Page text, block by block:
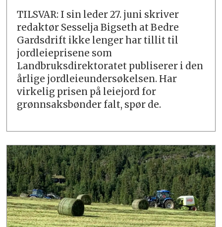
TILSVAR: I sin leder 27. juni skriver
redaktør Sesselja Bigseth at Bedre
Gardsdrift ikke lenger har tillit til
jordleieprisene som
Landbruksdirektoratet publiserer i den
årlige jordleieundersøkelsen. Har
virkelig prisen på leiejord for
grønnsaksbønder falt, spør de.